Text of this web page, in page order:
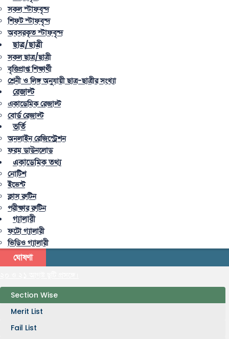
সকল স্টাফবৃন্দ
শিফট স্টাফবৃন্দ
অবসরকৃত স্টাফবৃন্দ
ছাত্র/ছাত্রী
সকল ছাত্র/ছাত্রী
বৃত্তিপ্রাপ্ত শিক্ষার্থী
শ্রেনী ও লিঙ্গ অনুযায়ী ছাত্র-ছাত্রীর সংখ্যা
রেজাল্ট
একাডেমিক রেজাল্ট
বোর্ড রেজাল্ট
ভর্তি
অনলাইন রেজিস্ট্রেশন
ফরম ডাউনলোড
একাডেমিক তথ্য
নোটিশ
ইভেন্ট
ক্লাস রুটিন
পরীক্ষার রুটিন
গ্যালারী
ফটো গ্যালারী
ভিডিও গ্যালারী
ঘোষণা
Section Wise
Merit List
Fail List